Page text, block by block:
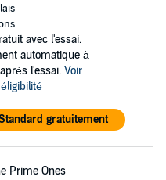
avec l'essai.
automatique à
l'essai. Voir
gratuitement
Prime Ones